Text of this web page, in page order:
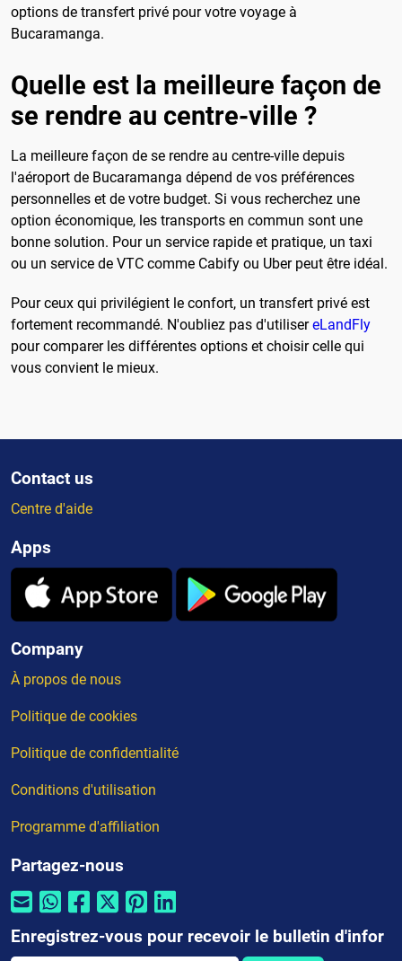
options de transfert privé pour votre voyage à
Bucaramanga.
Quelle est la meilleure façon de
se rendre au centre-ville ?
La meilleure façon de se rendre au centre-ville depuis
l'aéroport de Bucaramanga dépend de vos préférences
personnelles et de votre budget. Si vous recherchez une
option économique, les transports en commun sont une
bonne solution. Pour un service rapide et pratique, un taxi
ou un service de VTC comme Cabify ou Uber peut être idéal.
Pour ceux qui privilégient le confort, un transfert privé est
fortement recommandé. N'oubliez pas d'utilisereLandFly
pour comparer les différentes options et choisir celle qui
vous convient le mieux.
Contact us
Centre d'aide
Apps
Company
À propos de nous
Politique de cookies
Politique de confidentialité
Conditions d'utilisation
Programme d'affiliation
Partagez-nous
Enregistrez-vous pour recevoir le bulletin d'infor